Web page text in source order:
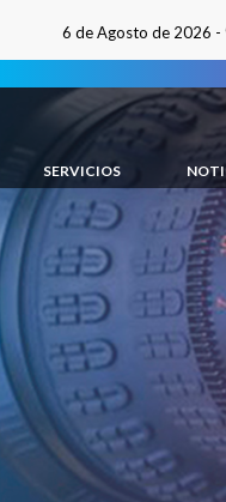
6 de Agosto de 2026 -
SERVICIOS